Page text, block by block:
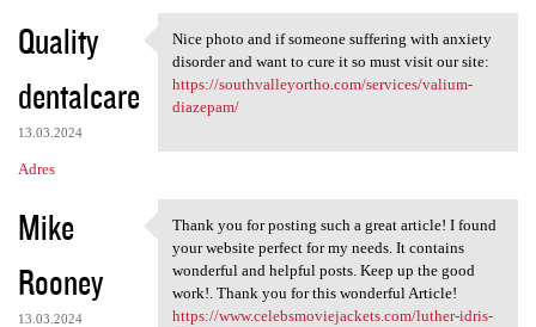
Quality
dentalcare
13.03.2024
Adres
Nice photo and if someone
Nice photo and if someone suffering with anxiety
disorder and want to cure it so must visit our site:
https://southvalleyortho.com/services/valium-
diazepam/
Mike
Rooney
13.03.2024
Thank you for posting such a
Thank you for posting such a great article! I found
your website perfect for my needs. It contains
wonderful and helpful posts. Keep up the good
work!. Thank you for this wonderful Article!
https://www.celebsmoviejackets.com/luther-idris-